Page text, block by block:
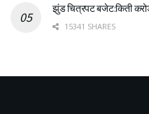
झुंड चित्रपट बजेट:किती
15341 SHARES